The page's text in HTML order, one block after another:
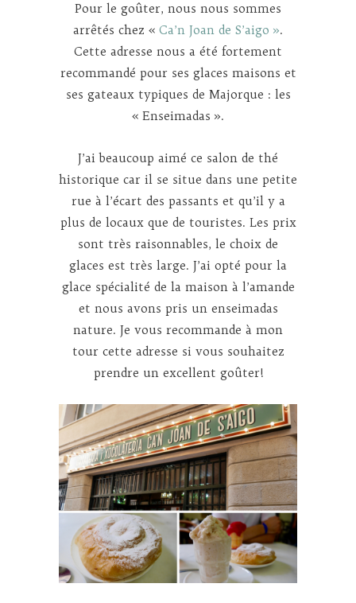
Pour le goûter, nous nous sommes
arrêtés chez « Ca’n Joan de S’aigo ».
Cette adresse nous a été fortement
recommandé pour ses glaces maisons et
ses gateaux typiques de Majorque : les
« Enseimadas ».
J’ai beaucoup aimé ce salon de thé
historique car il se situe dans une petite
rue à l’écart des passants et qu’il y a
plus de locaux que de touristes. Les prix
sont très raisonnables, le choix de
glaces est très large. J’ai opté pour la
glace spécialité de la maison à l’amande
et nous avons pris un enseimadas
nature. Je vous recommande à mon
tour cette adresse si vous souhaitez
prendre un excellent goûter!